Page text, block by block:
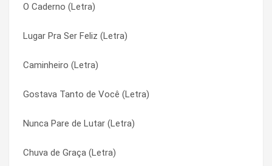
O Caderno (Letra)
Lugar Pra Ser Feliz (Letra)
Caminheiro (Letra)
Gostava Tanto de Você (Letra)
Nunca Pare de Lutar (Letra)
Chuva de Graça (Letra)
Tristeza do Jeca (Letra)
Triste Berrante (Letra)
Trindade Humana (Letra)
Tom De Minas (Letra)
Tom De Minas (Letra)
Tom de Calma (Letra)
Abraço Eterno (Letra)
Abraço Eterno (Letra)
Abrindo Mares (Letra)
Abrindo Mares (Letra)
Acorda (Letra)
Acorda (Letra)